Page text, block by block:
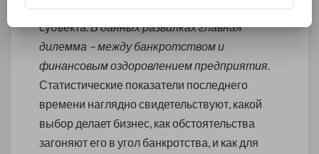
следующего этапа жизнедеятельности
субъекта.В данных развилках главная
дилемма – между банкротством и
финансовым оздоровлением предприятия.
Статистические показатели последнего
времени наглядно свидетельствуют, какой
выбор делает бизнес, как обстоятельства
загоняют его в угол банкротства, и как для